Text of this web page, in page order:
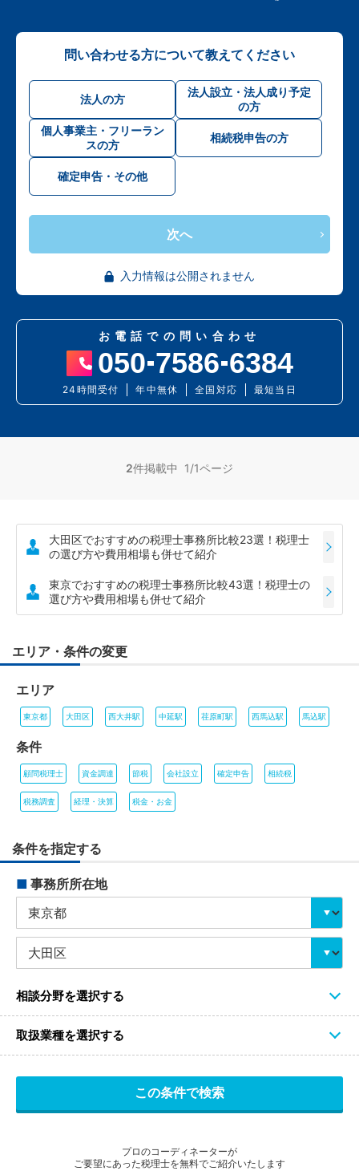
問い合わせる方について教えてください
法人の方
法人設立・法人成り予定
の方
個人事業主・フリーラン
スの方
相続税申告の方
確定申告・その他
次へ
入力情報は公開されません
お電話での問い合わせ
050 7586 6384
24時間受付 年中無休 全国対応 最短当日
2件掲載中 1/1ページ
大田区でおすすめの税理士事務所比較23選！税理士
の選び方や費用相場も併せて紹介
東京でおすすめの税理士事務所比較43選！税理士の
選び方や費用相場も併せて紹介
エリア・条件の変更
エリア
東京都 大田区 西大井駅 中延駅 荏原町駅 西馬込駅 馬込駅
条件
顧問税理士 資金調達 節税 会社設立 確定申告 相続税
税務調査 経理・決算 税金・お金
条件を指定する
■ 事務所所在地
相談分野を選択する
取扱業種を選択する
プロのコーディネーターが
ご要望にあった税理士を無料でご紹介いたします